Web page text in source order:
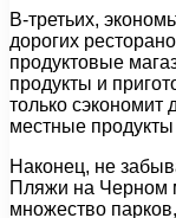
В-третьих,
дорогих
продуктовые
продукты и
только сэкономит
местные
Наконец, не
Пляжи на Черном
множество